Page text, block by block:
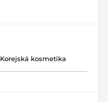
Korejská kosmetika